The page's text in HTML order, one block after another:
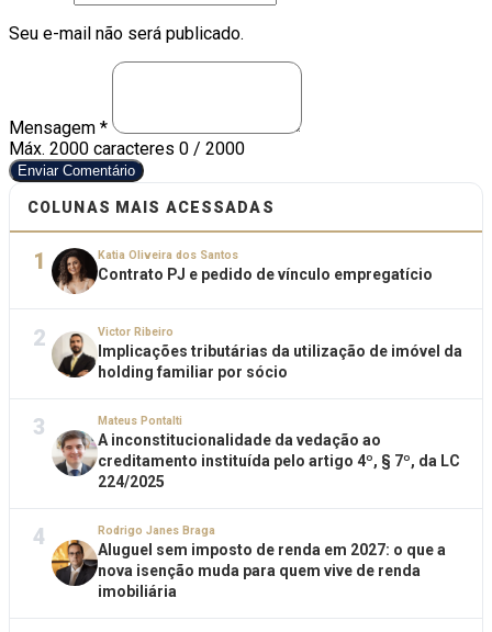
Seu e-mail não será publicado.
Mensagem *
Máx. 2000 caracteres 0 / 2000
Enviar Comentário
COLUNAS MAIS ACESSADAS
1 Katia Oliveira dos Santos
Contrato PJ e pedido de vínculo empregatício
2 Victor Ribeiro
Implicações tributárias da utilização de imóvel da
holding familiar por sócio
3 Mateus Pontalti
A inconstitucionalidade da vedação ao
creditamento instituída pelo artigo 4º, § 7º, da LC
224/2025
4 Rodrigo Janes Braga
Aluguel sem imposto de renda em 2027: o que a
nova isenção muda para quem vive de renda
imobiliária